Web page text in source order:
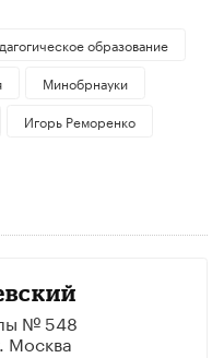
образование
Минобрнауки
Игорь Реморенко
№ 548
Москва